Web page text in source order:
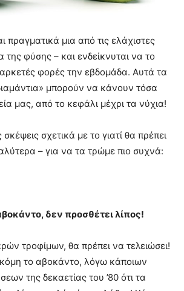
πραγματικά μια από τις ελάχιστες
φύσης – και ενδείκνυται να το
φορές την εβδομάδα. Αυτά τα
μπορούν να κάνουν τόσα
μας, από το κεφάλι μέχρι τα νύχια!
σκέψεις σχετικά με το γιατί θα πρέπει
– για να τα τρώμε πιο συχνά:
δεν προσθέτει λίπος!
τροφίμων, θα πρέπει να τελειώσει!
το αβοκάντο, λόγω κάποιων
της δεκαετίας του ’80 ότι τα